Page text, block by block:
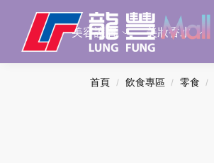
美容護膚 美妝香水
Search
首頁 / 飲食專區 / 零食 /